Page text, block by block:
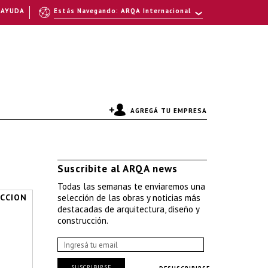
AGREGÁ TU EMPRESA
Suscribite al ARQA news
Todas las semanas te enviaremos una
selección de las obras y noticias más
destacadas de arquitectura, diseño y
construcción.
Estás Navegando: ARQA Internacional
AYUDA